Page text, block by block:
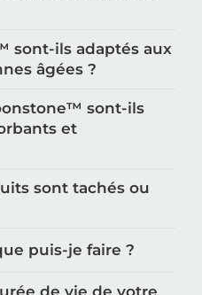
sont-ils adaptés aux
âgées ?
sont-ils
et
sont tachés ou
puis-je faire ?